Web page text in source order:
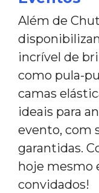
Além de
incrível de
como pula-
camas
ideais para
evento, com
garantidas.
hoje mesmo
convidados!